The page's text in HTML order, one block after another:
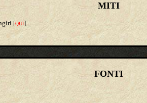
MITI
[QUI].
FONTI